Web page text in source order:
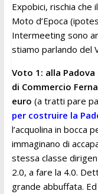
Expobici, rischia che
Moto d’Epoca
Intermeeting sono
stiamo parlando del
Voto 1: alla
di Commercio
euro (a tratti pare
per costruire la
l’acquolina in bocca
immaginano di
stessa classe
2.0, a fare la 4.0.
grande abbuffata.